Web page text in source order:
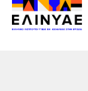
Skip to main content
Header Top 2
Header Top